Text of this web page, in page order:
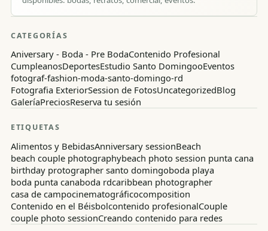
CATEGORÍAS
Aniversary - Boda - Pre BodaContenido Profesional
CumpleanosDeportesEstudio Santo DomingooEventos
fotograf-fashion-moda-santo-domingo-rd
Fotografia ExteriorSession de FotosUncategorizedBlog
GaleríaPreciosReserva tu sesión
ETIQUETAS
Alimentos y BebidasAnniversary sessionBeach
beach couple photographybeach photo session punta cana
birthday protographer santo domingoboda playa
boda punta canaboda rdcaribbean photographer
casa de campocinematográficocomposition
Contenido en el Béisbolcontenido profesionalCouple
couple photo sessionCreando contenido para redes